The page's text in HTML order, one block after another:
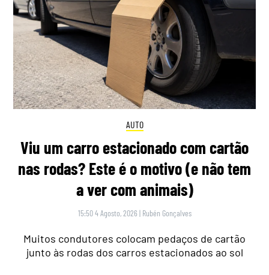
AUTO
Viu um carro estacionado com cartão
nas rodas? Este é o motivo (e não tem
a ver com animais)
15:50 4 Agosto, 2026 | Rubén Gonçalves
Muitos condutores colocam pedaços de cartão
junto às rodas dos carros estacionados ao sol